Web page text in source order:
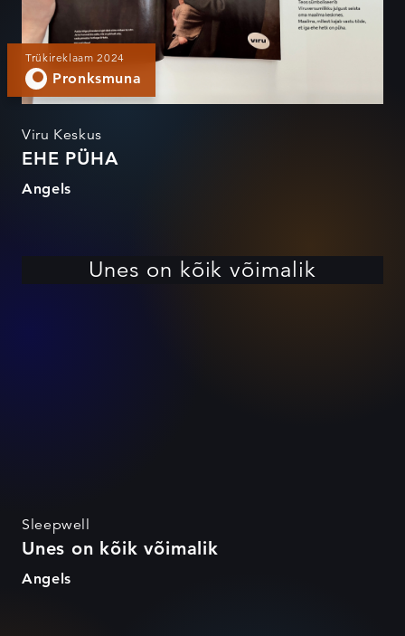
Trükireklaam 2024
Pronksmuna
Viru Keskus
EHE PÜHA
Angels
Unes on kõik võimalik
Sleepwell
Unes on kõik võimalik
Angels